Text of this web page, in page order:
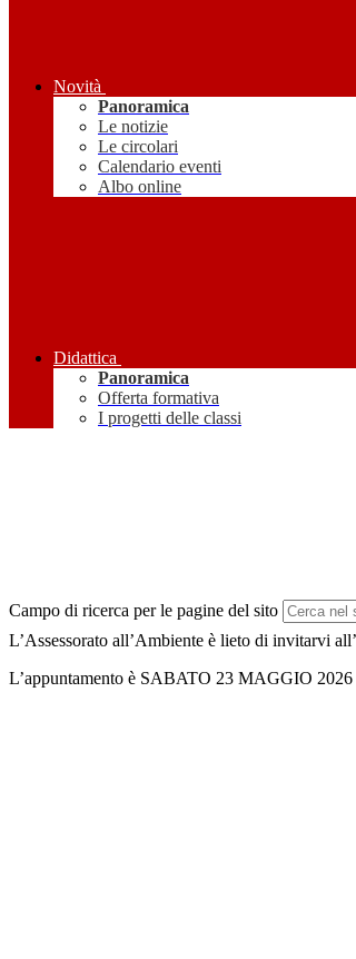
Novità
Panoramica
Le notizie
Le circolari
Calendario eventi
Albo online
Didattica
Panoramica
Offerta formativa
I progetti delle classi
Campo di ricerca per le pagine del sito
L’Assessorato all’Ambiente è lieto di invitarvi
L’appuntamento è SABATO 23 MAGGIO 2026